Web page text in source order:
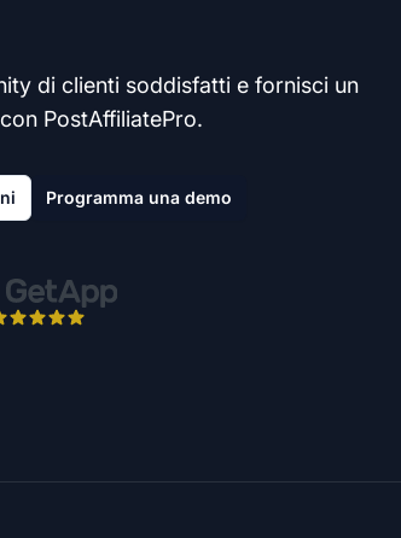
di clienti soddisfatti e fornisci un
PostAffiliatePro.
Programma una demo